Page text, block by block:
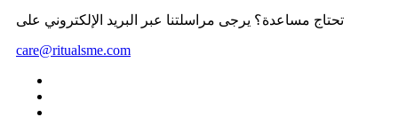
تحتاج مساعدة؟ يرجى مراسلتنا عبر البريد الإلكتروني على
care@ritualsme.com